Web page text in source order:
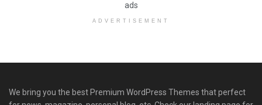
ads
ADVERTISEMENT
We bring you the best Premium WordPress Themes that perfect